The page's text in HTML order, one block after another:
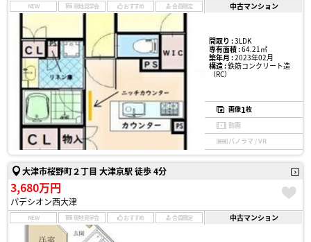
NEW 現地見学会 おすすめ 会員限定 中古マンション
間取り :3LDK
専有面積 :64.21㎡
築年月 :2023年02月
構造 :鉄筋コンクリート造
（RC）
画像1枚
動画
パノラマ / VR
大津市桜野町２丁目 大津京駅 徒歩 4分
3,680万円
パデシオン西大津
NEW 現地見学会 おすすめ 会員限定 中古マンション